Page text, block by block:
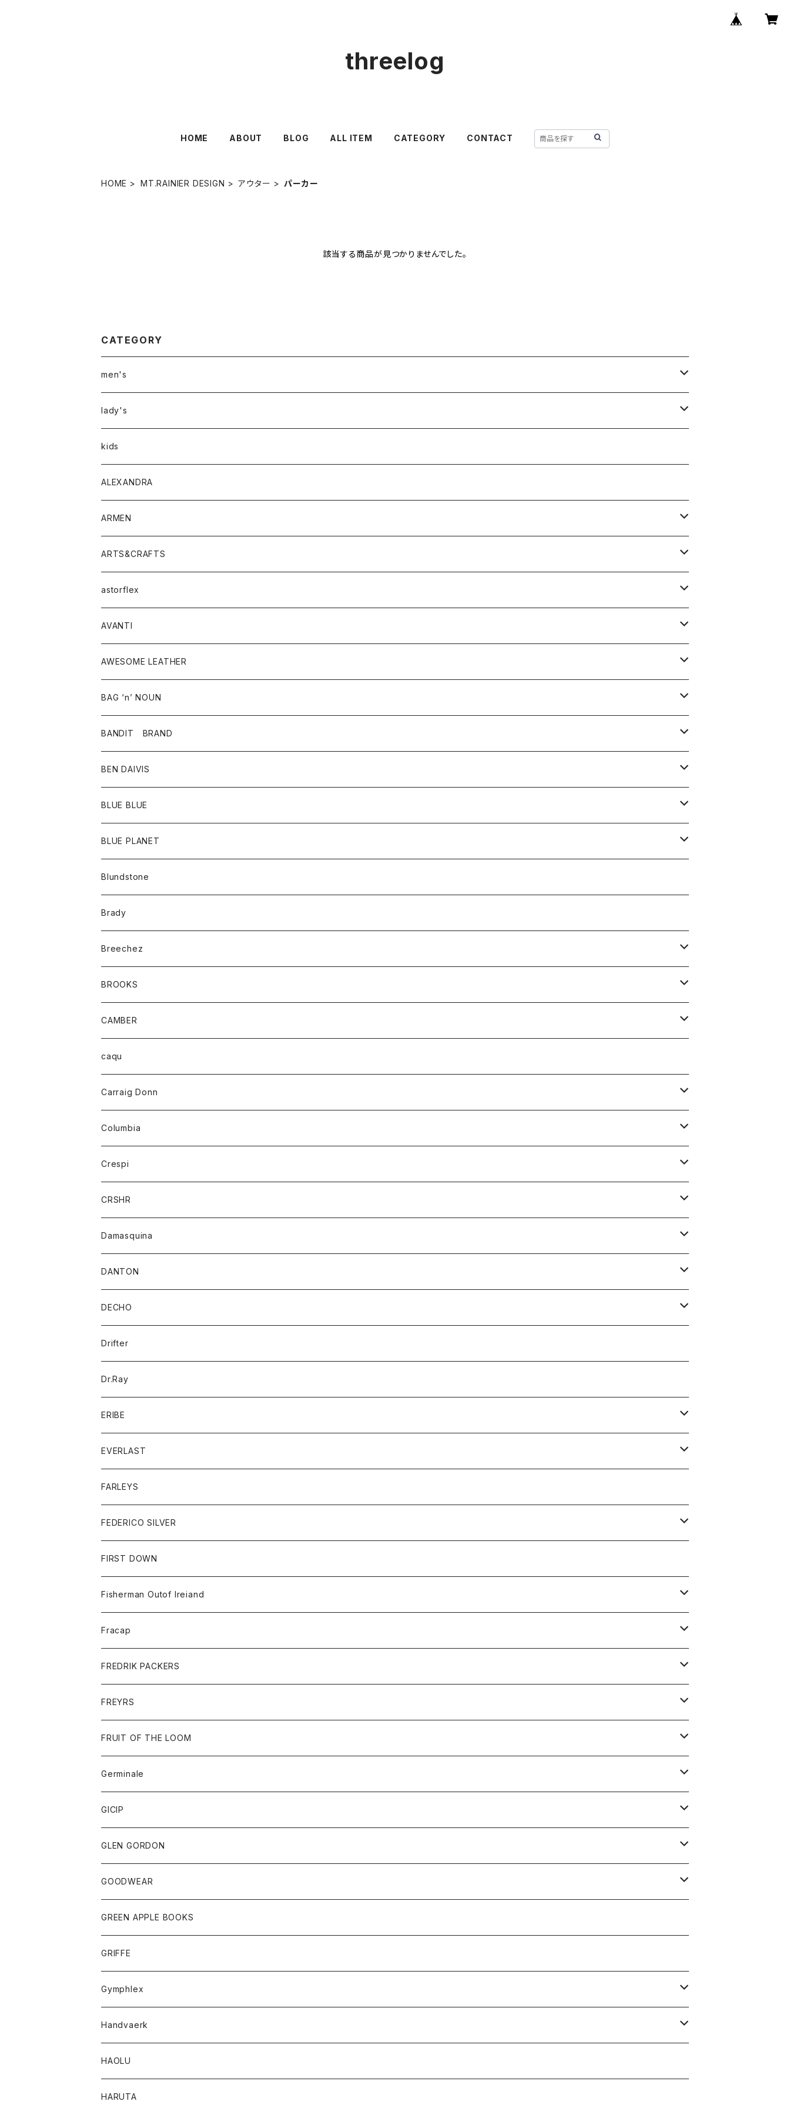
threelog
HOME ABOUT BLOG ALL ITEM CATEGORY CONTACT
HOME MT.RAINIER DESIGN アウター パーカー
該当する商品が見つかりませんでした。
CATEGORY
men's
アウター
トップス
Tシャツ
シャツ
ボトムス
lady's
アウター
トップス
Tシャツ・カットソー
シャツ・ブラウス
ボトムス
パンツ
スカート
ワンピース・オールインワン
バッグ
シューズ
アクセサリー
その他雑貨
kids
ALEXANDRA
ARMEN
アウター
コート
ジャケット
トップス
ベスト
シャツ
ワンピース
ボトム
スカート
パンツ
グッズ
靴
ARTS&CRAFTS
アクセサリー
ウォレット
バッグ
astorflex
グッズ
靴
AVANTI
シャツ
AWESOME LEATHER
アウター
革ジャケット
BAG ‘n’ NOUN
アクセサリー
バッグ
ポーチ
BANDIT BRAND
トップス
Ｔシャツ
BEN DAIVIS
ポトム
パンツ
BLUE BLUE
アウター
カーディガン
コート
アクセサリー
バッグ
ベルト
キッズ
Tシャツ
グッズ
アンダーウェアー
カードホルダー
チーフ
バンダナ
トップス
カーディガン
トレーナー
パーカー
ボトム
オーバーオール
ショートパンツ
レディース
オーバーオール
カーディガン
Tシャツ
パーカー
BLUE PLANET
サングラス
Blundstone
Brady
Breechez
シャツ
BROOKS
グッズ
靴
CAMBER
トップス
ハーフスリーブTシャツ
caqu
Carraig Donn
ニット
Columbia
アウター
ジャケット
Crespi
ジャケット
ワンピース
ブラウス
CRSHR
キャップ
Damasquina
ウォレット
カードケース
バッグ
DANTON
アウター
コート
ジャケット
アクセサリー
バッグ
キッズ
シャツ
Tシャツ
グッズ
帽子
トップス
シャツ
セーター
ボトム
ショートパンツ
パンツ
レディース
コート
ジャケット
Tシャツ
ボトム
DECHO
帽子
Drifter
Dr.Ray
ERIBE
ニット
EVERLAST
トップス
ジャケット
スエットシャツ
ボトム
スエットパンツ
グッズ
帽子
FARLEYS
FEDERICO SILVER
アクセサリー
FIRST DOWN
Fisherman Outof Ireiand
ニット
Fracap
グッズ
靴
FREDRIK PACKERS
アクセサリー
バッグ
FREYRS
サングラス
FRUIT OF THE LOOM
アウター
パーカー
グッズ
ネクタイ
チーフ
トップス
シャツ
タンクトップ
ボトム
ショートパンツ
スカート
レディース
スカート
Tシャツ
Germinale
靴
サンダル
GICIP
トップス
Tシャツ
GLEN GORDON
グッズ
手袋
GOODWEAR
トップス
Tシャツ
GREEN APPLE BOOKS
GRIFFE
Gymphlex
アウター
カーディガン
コート
トップス
シャツ
レディース
Handvaerk
トップス
Tシャツ
HAOLU
HARUTA